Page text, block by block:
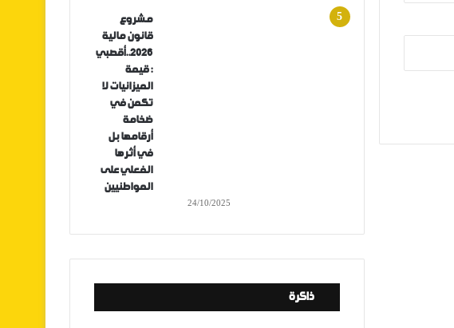
مشروع
قانون مالية
2026..أقصبي
: قيمة
الميزانيات لا
تكمن في
ضخامة
أرقامها بل
في أثرها
الفعلي على
المواطنيين
24/10/2025
ذاكرة